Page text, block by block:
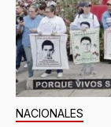
NACIONALES